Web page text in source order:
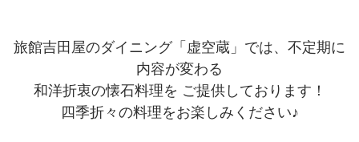
旅館吉田屋のダイニング「虚空蔵」では、不定期に
内容が変わる
和洋折衷の懐石料理を ご提供しております！
四季折々の料理をお楽しみください♪